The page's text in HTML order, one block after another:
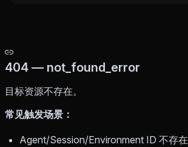
404 — not_found_error
目标资源不存在。
常见触发场景：
Agent/Session/Environment ID 不存在